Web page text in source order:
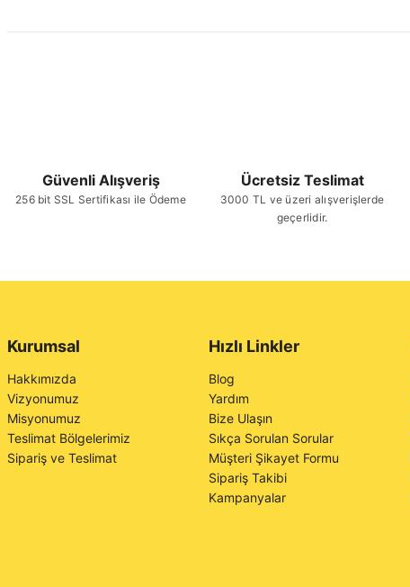
Güvenli Alışveriş
256 bit SSL Sertifikası ile Ödeme
Ücretsiz Teslimat
3000 TL ve üzeri alışverişlerde
geçerlidir.
Kurumsal
Hakkımızda
Vizyonumuz
Misyonumuz
Teslimat Bölgelerimiz
Sipariş ve Teslimat
Hızlı Linkler
Blog
Yardım
Bize Ulaşın
Sıkça Sorulan Sorular
Müşteri Şikayet Formu
Sipariş Takibi
Kampanyalar